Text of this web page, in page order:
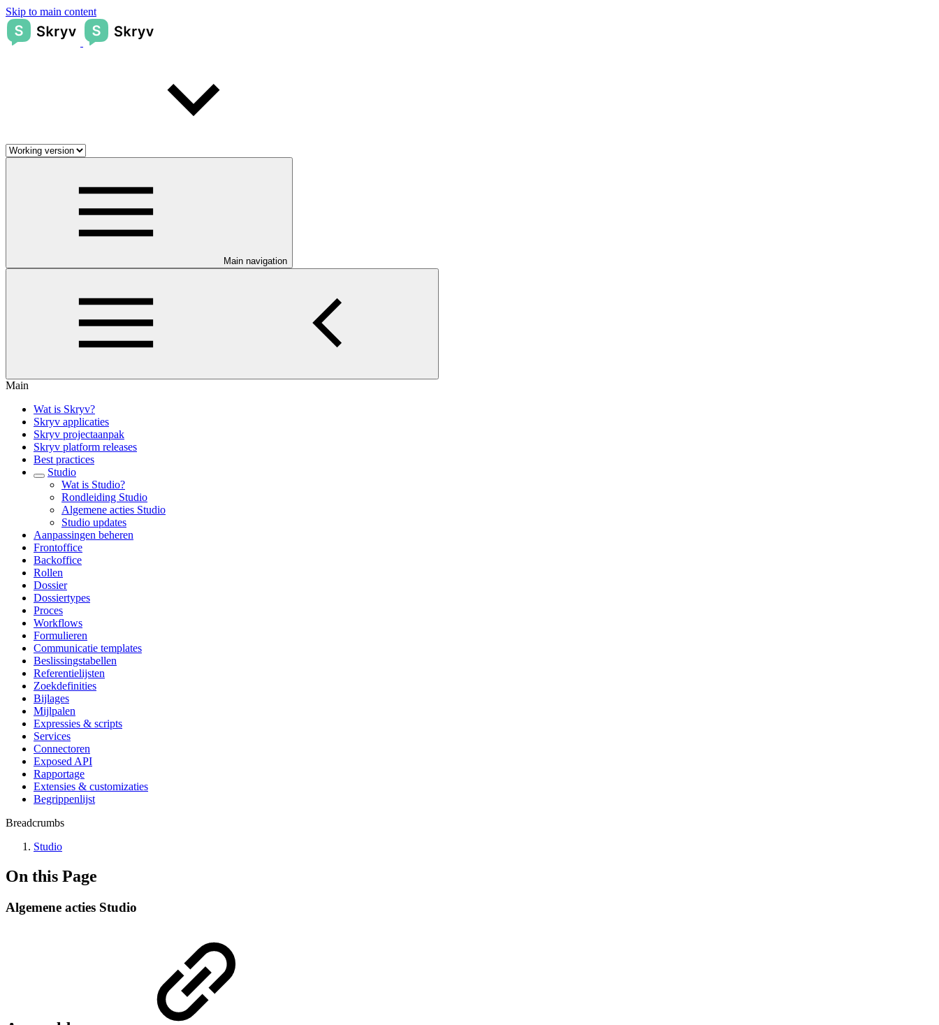
Skip to main content
Main navigation
Main
Wat is Skryv?
Skryv applicaties
Skryv projectaanpak
Skryv platform releases
Best practices
Studio
Wat is Studio?
Rondleiding Studio
Algemene acties Studio
Studio updates
Aanpassingen beheren
Frontoffice
Backoffice
Rollen
Dossier
Dossiertypes
Proces
Workflows
Formulieren
Communicatie templates
Beslissingstabellen
Referentielijsten
Zoekdefinities
Bijlages
Mijlpalen
Expressies & scripts
Services
Connectoren
Exposed API
Rapportage
Extensies & customizaties
Begrippenlijst
Breadcrumbs
Studio
On this Page
Algemene acties Studio